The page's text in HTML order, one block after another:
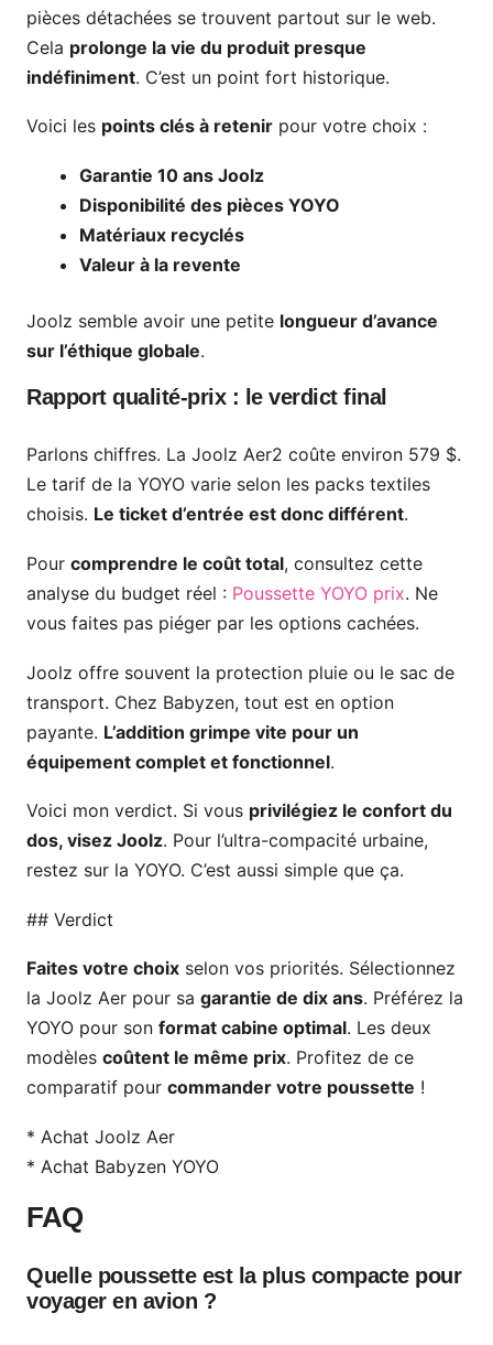
pièces détachées se trouvent partout sur le web.
Cela prolonge la vie du produit presque
indéfiniment. C’est un point fort historique.
Voici les points clés à retenir pour votre choix :
Garantie 10 ans Joolz
Disponibilité des pièces YOYO
Matériaux recyclés
Valeur à la revente
Joolz semble avoir une petite longueur d’avance
sur l’éthique globale.
Rapport qualité-prix : le verdict final
Parlons chiffres. La Joolz Aer2 coûte environ 579 $.
Le tarif de la YOYO varie selon les packs textiles
choisis. Le ticket d’entrée est donc différent.
Pour comprendre le coût total, consultez cette
analyse du budget réel : Poussette YOYO prix. Ne
vous faites pas piéger par les options cachées.
Joolz offre souvent la protection pluie ou le sac de
transport. Chez Babyzen, tout est en option
payante. L’addition grimpe vite pour un
équipement complet et fonctionnel.
Voici mon verdict. Si vous privilégiez le confort du
dos, visez Joolz. Pour l’ultra-compacité urbaine,
restez sur la YOYO. C’est aussi simple que ça.
## Verdict
Faites votre choix selon vos priorités. Sélectionnez
la Joolz Aer pour sa garantie de dix ans. Préférez la
YOYO pour son format cabine optimal. Les deux
modèles coûtent le même prix. Profitez de ce
comparatif pour commander votre poussette !
* Achat Joolz Aer
* Achat Babyzen YOYO
FAQ
Quelle poussette est la plus compacte pour
voyager en avion ?